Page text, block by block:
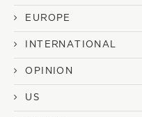
EUROPE
INTERNATIONAL
OPINION
US